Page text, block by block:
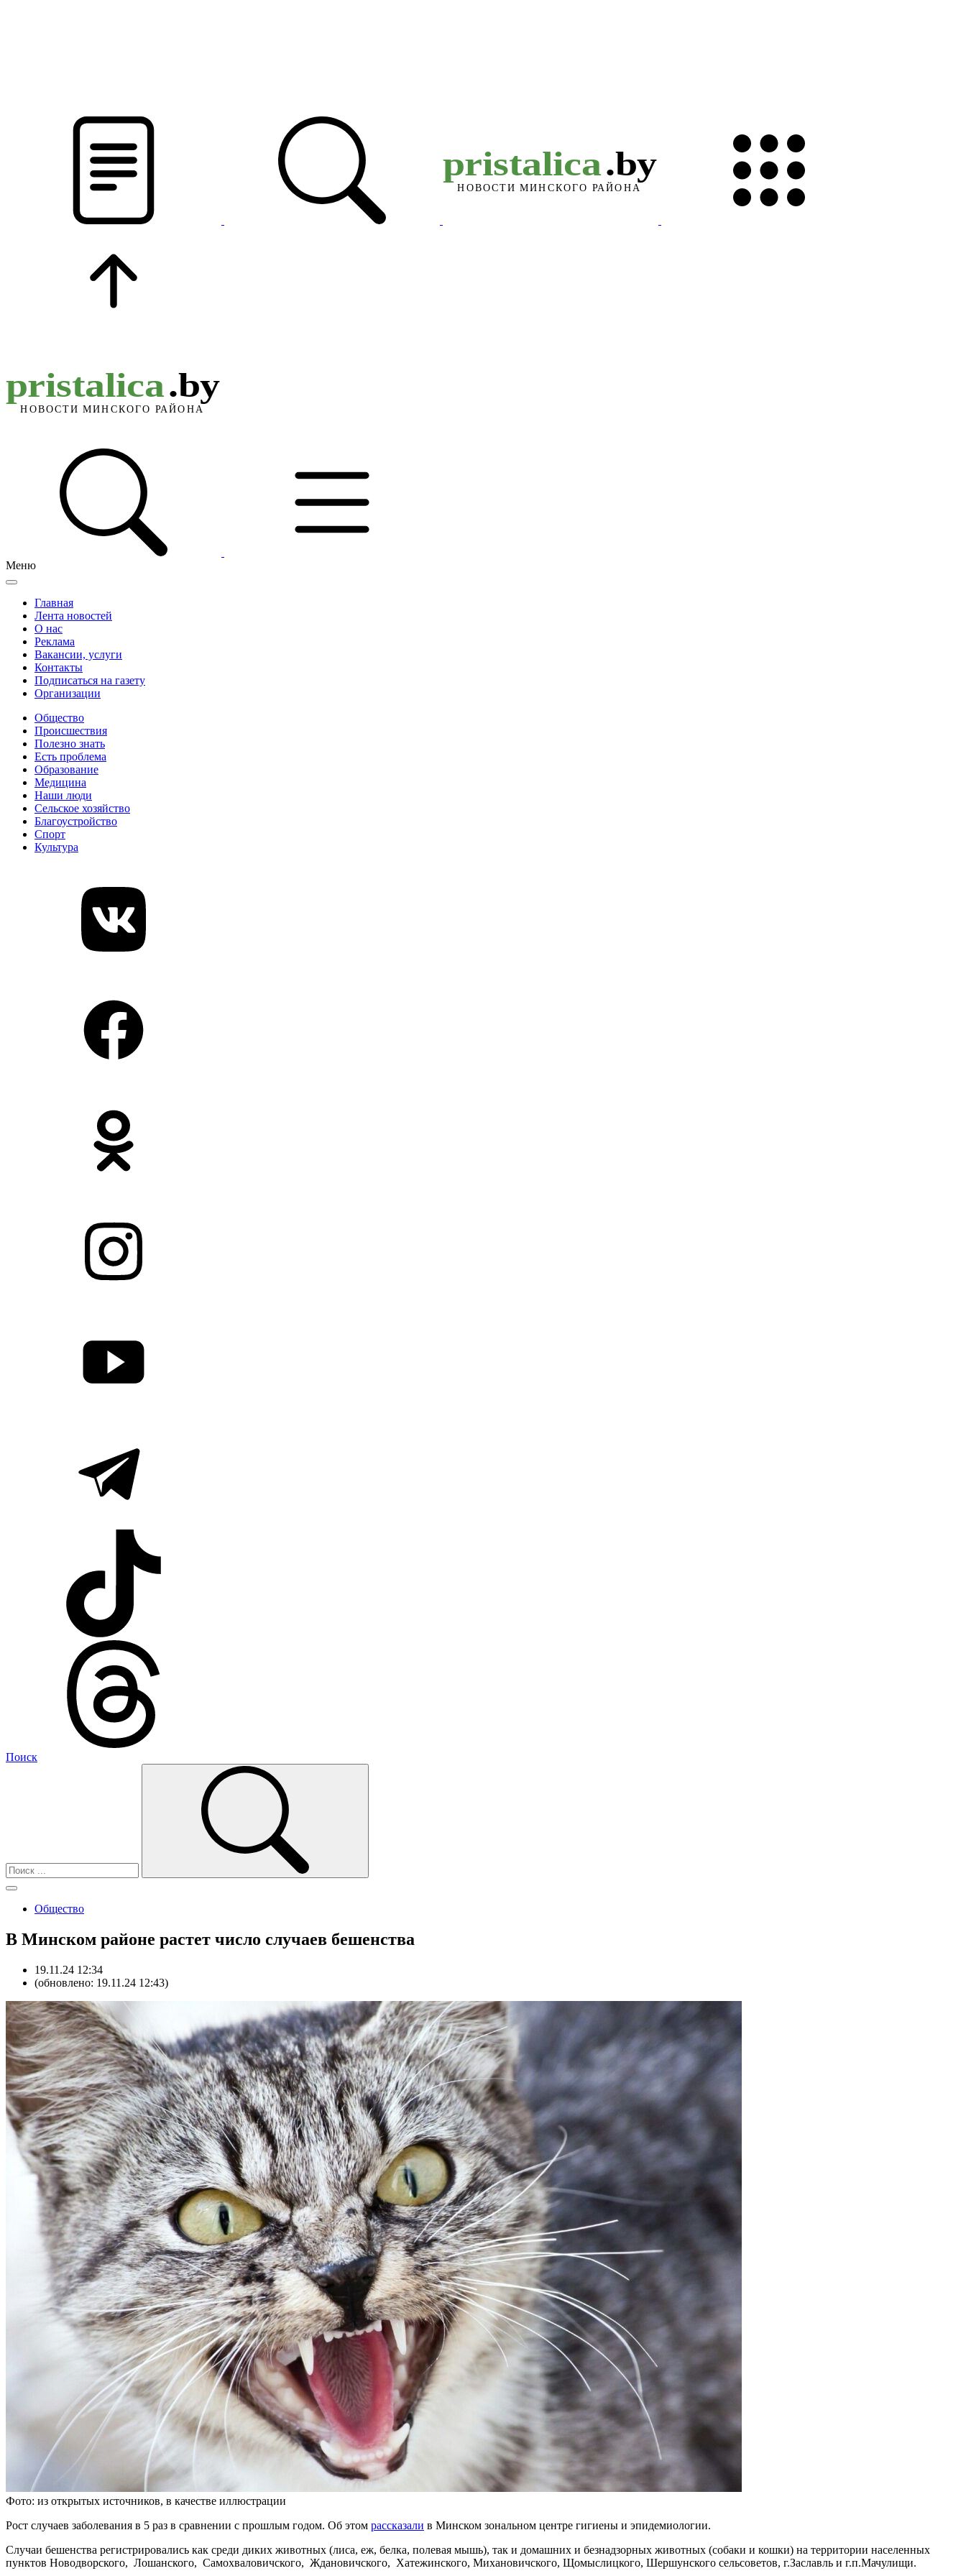
Меню
Главная
Лента новостей
О нас
Реклама
Вакансии, услуги
Контакты
Подписаться на газету
Организации
Общество
Происшествия
Полезно знать
Есть проблема
Образование
Медицина
Наши люди
Сельское хозяйство
Благоустройство
Спорт
Культура
Поиск
Общество
В Минском районе растет число случаев бешенства
19.11.24 12:34
(обновлено: 19.11.24 12:43)
Фото: из открытых источников, в качестве иллюстрации
Рост случаев заболевания в 5 раз в сравнении с прошлым годом. Об этом рассказали в Минском зональном центре гигиены и эпидемиологии.
Случаи бешенства регистрировались как среди диких животных (лиса, еж, белка, полевая мышь), так и домашних и безнадзорных животных (собаки и кошки) на территории населенных
пунктов Новодворского, Лошанского, Самохваловичского, Ждановичского, Хатежинского, Михановичского, Щомыслицкого, Шершунского сельсоветов, г.Заславль и г.п.Мачулищи.